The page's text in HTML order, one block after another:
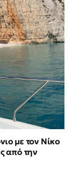
με τον Νίκο
από την